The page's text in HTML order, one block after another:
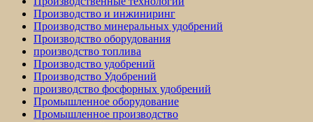
Производство и инжиниринг
Производство минеральных удобрений
Производство оборудования
производство топлива
Производство удобрений
Производство Удобрений
производство фосфорных удобрений
Промышленное оборудование
Промышленное производство